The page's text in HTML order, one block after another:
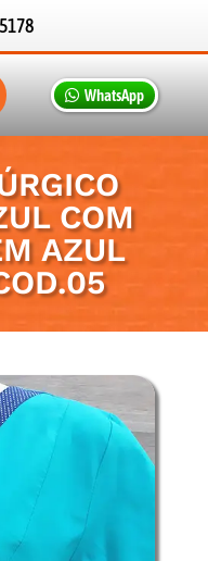
WhatsApp
COM
AZUL